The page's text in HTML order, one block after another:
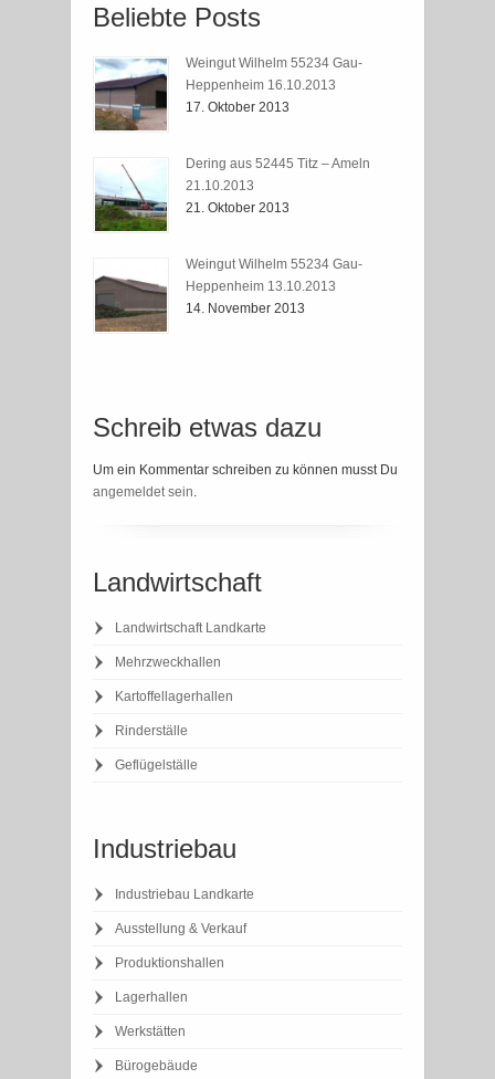
Beliebte Posts
Weingut Wilhelm 55234 Gau-
Heppenheim 16.10.2013
17. Oktober 2013
Dering aus 52445 Titz – Ameln
21.10.2013
21. Oktober 2013
Weingut Wilhelm 55234 Gau-
Heppenheim 13.10.2013
14. November 2013
Schreib etwas dazu
Um ein Kommentar schreiben zu können musst Du
angemeldet sein
Landwirtschaft
Landwirtschaft Landkarte
Mehrzweckhallen
Kartoffellagerhallen
Rinderställe
Geflügelställe
Industriebau
Industriebau Landkarte
Ausstellung & Verkauf
Produktionshallen
Lagerhallen
Werkstätten
Bürogebäude